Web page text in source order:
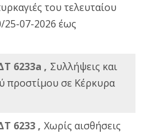
του τελευταίου
07-2026 έως
6233a , Συλλήψεις και
προστίμου σε Κέρκυρα
6233 , Χωρίς αισθήσεις